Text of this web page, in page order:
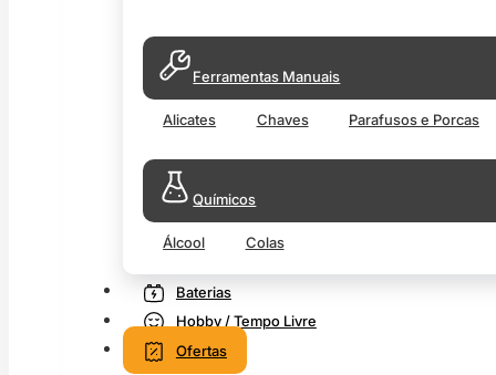
Ferramentas Manuais
Alicates Chaves Parafusos e Porcas
Químicos
Álcool Colas
Baterias
Hobby / Tempo Livre
Ofertas